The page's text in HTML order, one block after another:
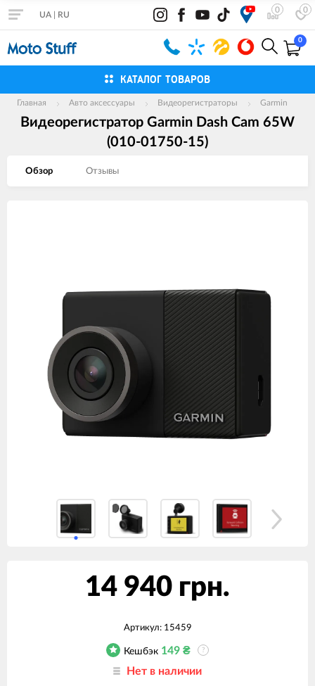
0 0
UA RU
0
КАТАЛОГ ТОВАРОВ
Главная Авто аксессуары Видеорегистраторы Garmin
Видеорегистратор Garmin Dash Cam 65W
(010-01750-15)
Обзор Отзывы
14 940 грн.
Артикул: 15459
Кешбэк 149 ₴ ?
Нет в наличии